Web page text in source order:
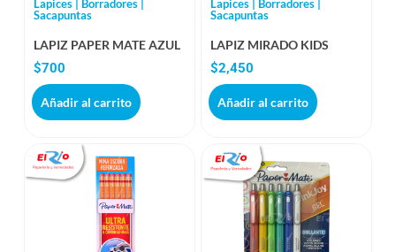
Lapices | Borradores |
Sacapuntas
LAPIZ PAPER MATE AZUL
$700
Añadir al carrito
Lapices | Borradores |
Sacapuntas
LAPIZ MIRADO KIDS
$2,450
Añadir al carrito